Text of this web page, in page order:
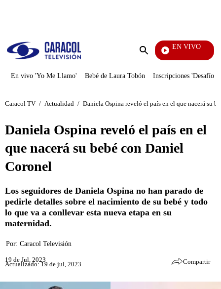
Enviar
EN VIVO
Mi Pecado
En vivo 'Yo Me Llamo' Bebé de Laura Tobón Inscripciones 'Desafío'
Caracol TV / Actualidad / Daniela Ospina reveló el país en el que nacerá su
Daniela Ospina reveló el país en el
que nacerá su bebé con Daniel
Coronel
Los seguidores de Daniela Ospina no han parado de
pedirle detalles sobre el nacimiento de su bebé y todo
lo que va a conllevar esta nueva etapa en su
maternidad.
Por: Caracol Televisión
19 de Jul, 2023
Actualizado: 19 de jul, 2023 Compartir